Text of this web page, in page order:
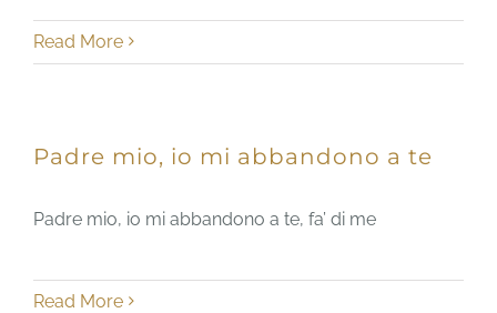
Read More
Padre mio, io mi abbandono a te
Padre mio, io mi abbandono a te, fa’ di me
Read More